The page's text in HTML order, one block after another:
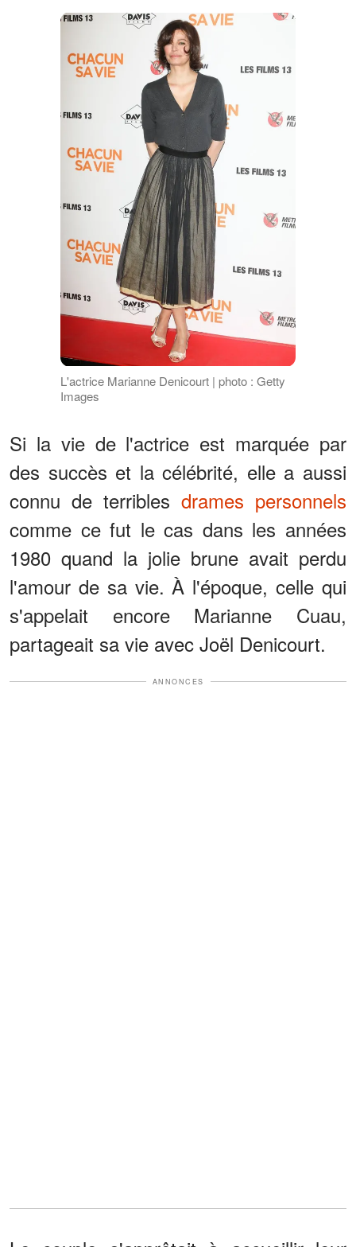
L'actrice Marianne Denicourt | photo : Getty
Images
Si la vie de l'actrice est marquée par
des succès et la célébrité, elle a aussi
connu de terribles drames personnels
comme ce fut le cas dans les années
1980 quand la jolie brune avait perdu
l'amour de sa vie. À l'époque, celle qui
s'appelait encore Marianne Cuau,
partageait sa vie avec Joël Denicourt.
ANNONCES